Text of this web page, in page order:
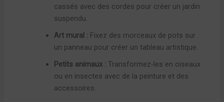
cassés avec des cordes pour créer un jardin
suspendu.
Art mural : Fixez des morceaux de pots sur
un panneau pour créer un tableau artistique.
Petits animaux : Transformez-les en oiseaux
ou en insectes avec de la peinture et des
accessoires.